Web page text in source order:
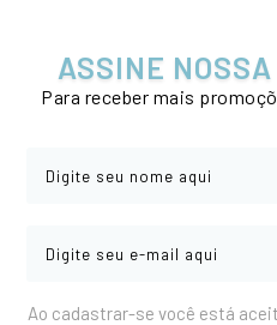
ASSINE
Para receber mais
Ao cadastrar-se você está